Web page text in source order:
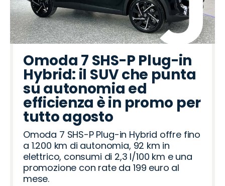
Omoda 7 SHS-P Plug-in
Hybrid: il SUV che punta
su autonomia ed
efficienza è in promo per
tutto agosto
Omoda 7 SHS-P Plug-in Hybrid offre fino
a 1.200 km di autonomia, 92 km in
elettrico, consumi di 2,3 l/100 km e una
promozione con rate da 199 euro al
mese.